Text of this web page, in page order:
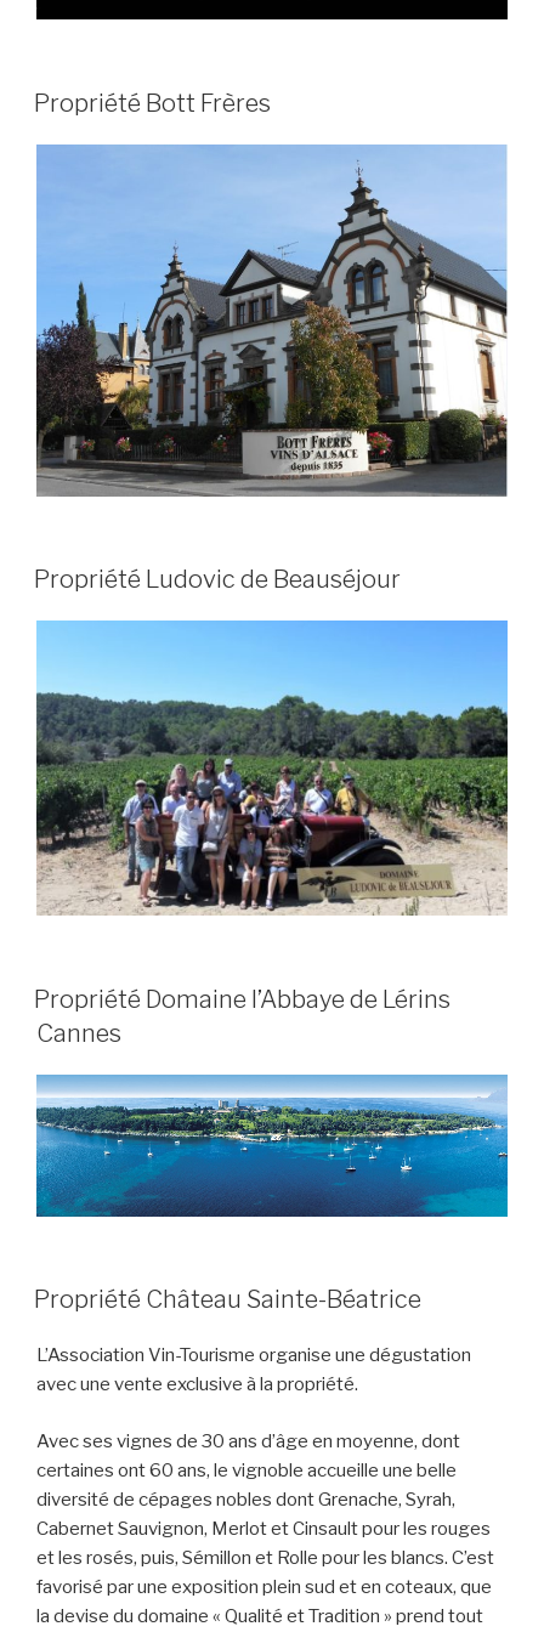
PUBLIÉ
LE
Propriété Bott Frères
PUBLIÉ
LE
Propriété Ludovic de Beauséjour
PUBLIÉ
LE
Propriété Domaine l’Abbaye de Lérins
Cannes
PUBLIÉ
LE
Propriété Château Sainte-Béatrice
L’Association Vin-Tourisme organise une dégustation
avec une vente exclusive à la propriété.
Avec ses vignes de 30 ans d’âge en moyenne, dont
certaines ont 60 ans, le vignoble accueille une belle
diversité de cépages nobles dont Grenache, Syrah,
Cabernet Sauvignon, Merlot et Cinsault pour les rouges
et les rosés, puis, Sémillon et Rolle pour les blancs. C’est
favorisé par une exposition plein sud et en coteaux, que
la devise du domaine « Qualité et Tradition » prend tout